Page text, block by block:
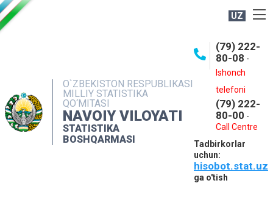
UZ
O`ZBEKISTON RESPUBLIKASI
MILLIY STATISTIKA
QO‘MITASI
NAVOIY VILOYATI
STATISTIKA
BOSHQARMASI
(79) 222-
80-08 -
Ishonch
telefoni
(79) 222-
80-00 -
Call Centre
Tadbirkorlar
uchun:
hisobot.stat.uz
ga o'tish
OCHIQ MA'LUMOTLAR
INTERAKTIV XIZMATLAR
MUROJAATLAR